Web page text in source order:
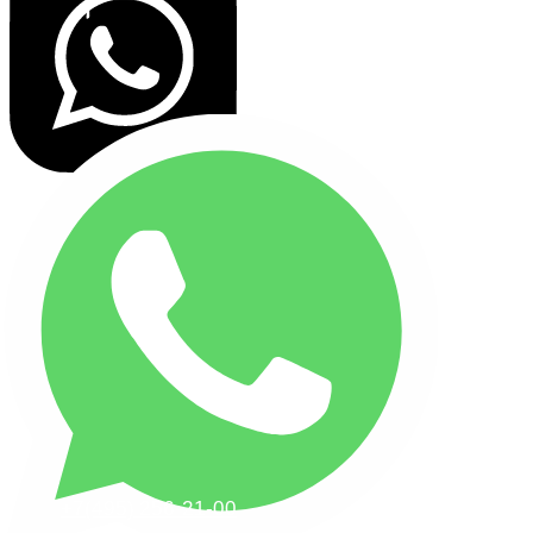
+7(495) 256-21-00